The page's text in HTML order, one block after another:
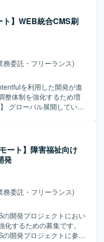
、Java、SpringBootなど
なっております。
ト】WEB統合CMS刷
務委託・フリーランス)
を利用した開発が進
整体制を強化するため増
ジェクトに参画いただき
との調整、受入対応、各
を用いた開発・改修を
で利用しているデザイ
差異により必要となる
ていただきます。 フロ
・評価・受け入れ整
的に実施していただきま
外チームとの協業経験が
的に進められる方を歓迎
ート】障害福祉向け
発
務委託・フリーランス)
の開発プロジェクトにおい
するための募集です。
の開発プロジェクトに参画